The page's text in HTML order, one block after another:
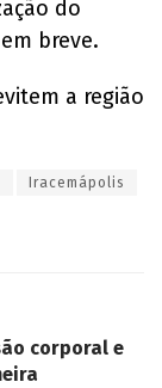
do
breve.
a região
Iracemápolis
corporal e